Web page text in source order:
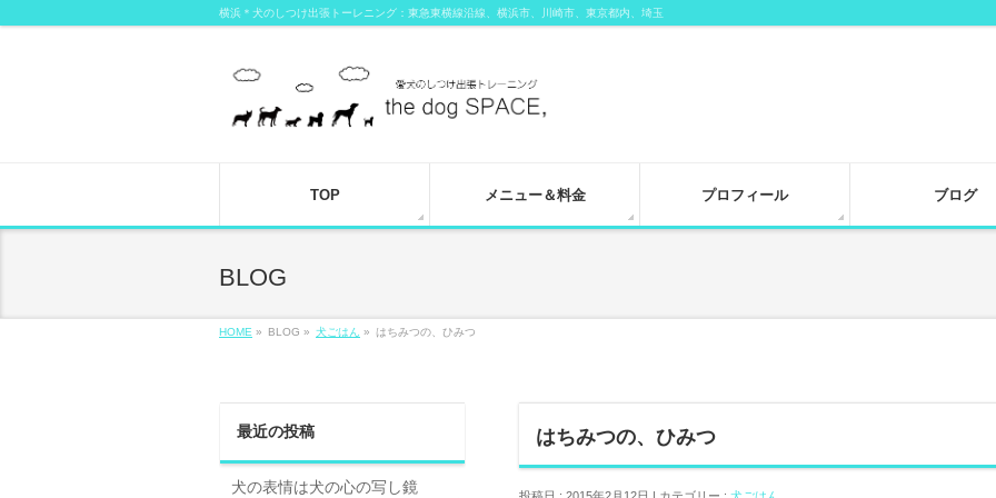
横浜＊犬のしつけ出張トーレニング：東急東横線沿線、横浜市、川崎市、東京都内、埼玉
TOP メニュー＆料金 プロフィール ブログ
BLOG
HOME » BLOG » 犬ごはん » はちみつの、ひみつ
はちみつの、ひみつ
最近の投稿
犬の表情は犬の心の写し鏡